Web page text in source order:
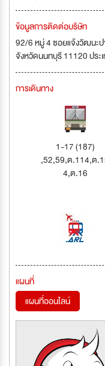
ข้อมูลการติดต่อบริษัท
92/6 หมู่ 4 ซอยแจ้งวัฒนะป
จังหวัดนนทบุรี 11120 ประ
การเดินทาง
1-17 (187)
,52,59,ต.114,ต
4,ต.16
แผนที่
แผนที่ออนไลน์